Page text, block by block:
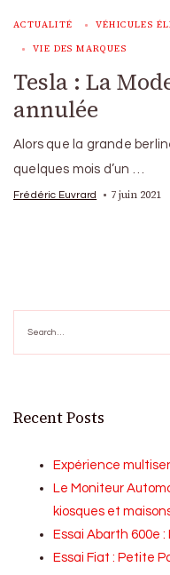
ACTUALITÉ VÉHICULES
VIE DES MARQUES
Tesla : La
annulée
Alors que la grande
quelques mois d’un …
Frédéric Euvrard 7 juin 2021
for:
Recent Posts
Expérience
Le Moniteur
kiosques et
Essai Abarth 600e :
Essai Fiat : Petite